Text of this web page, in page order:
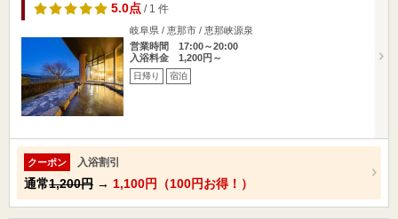
5.0点/ 1 件
岐阜県 / 恵那市 / 恵那峡源泉
営業時間 17:00～20:00
入浴料金 1,200円～
日帰り 宿泊
クーポン 入浴割引
通常1,200円 → 1,100円（100円お得！）